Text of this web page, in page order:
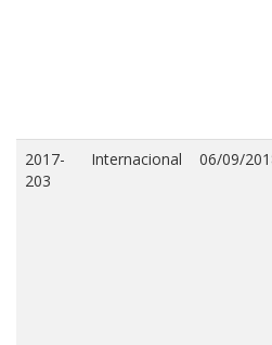
2017-
203
Internacional 06/09/